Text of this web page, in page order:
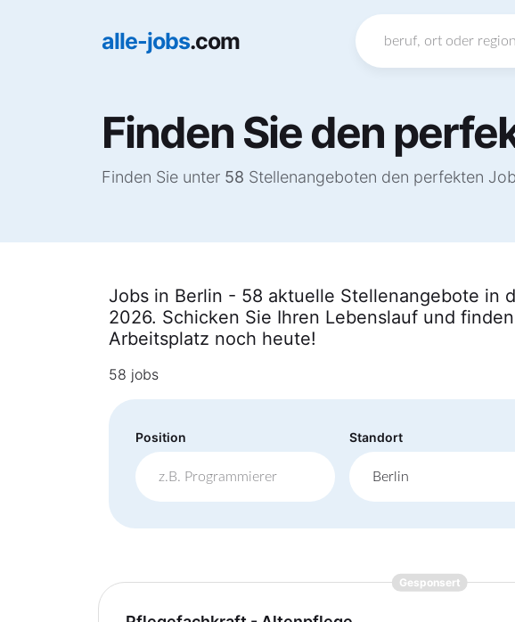
alle-jobs.com
Finden Sie den
Finden Sie unter 58 Stellenangeboten den perfekten
Jobs in Berlin - 58 aktuelle Stellenangebote in
2026. Schicken Sie Ihren Lebenslauf und
Arbeitsplatz noch heute!
58 jobs
Position Standort
Gesponsert